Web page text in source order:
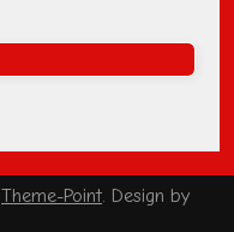
Theme-Point. Design by